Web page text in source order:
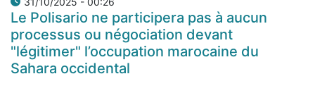
Le Polisario ne participera pas à aucun
processus ou négociation devant
"légitimer" l’occupation marocaine du
Sahara occidental